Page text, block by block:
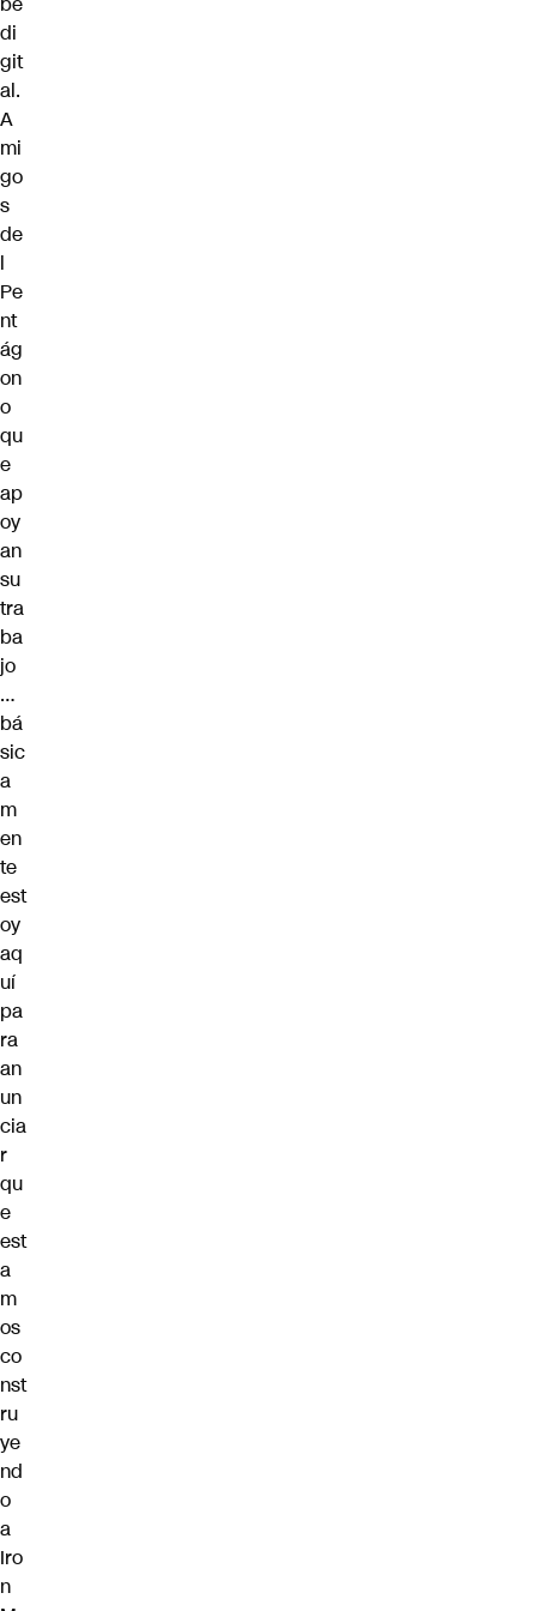
di
git
al.
A
mi
go
s
de
l
Pe
nt
ág
on
o
qu
e
ap
oy
an
su
tra
ba
jo
…
bá
sic
a
m
en
te
est
oy
aq
uí
pa
ra
an
un
cia
r
qu
e
est
a
m
os
co
nst
ru
ye
nd
o
a
Iro
n